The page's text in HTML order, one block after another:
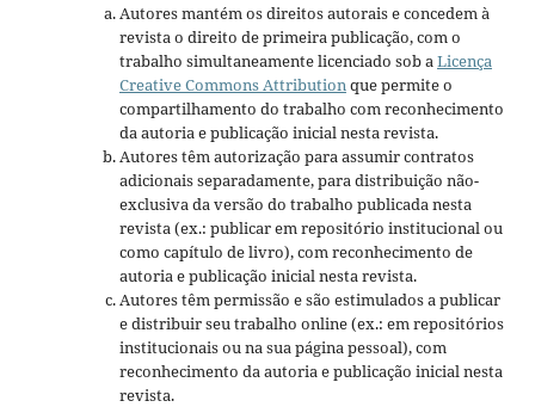
Autores mantém os direitos autorais e concedem à
revista o direito de primeira publicação, com o
trabalho simultaneamente licenciado sob a Licença
Creative Commons Attribution que permite o
compartilhamento do trabalho com reconhecimento
da autoria e publicação inicial nesta revista.
Autores têm autorização para assumir contratos
adicionais separadamente, para distribuição não-
exclusiva da versão do trabalho publicada nesta
revista (ex.: publicar em repositório institucional ou
como capítulo de livro), com reconhecimento de
autoria e publicação inicial nesta revista.
Autores têm permissão e são estimulados a publicar
e distribuir seu trabalho online (ex.: em repositórios
institucionais ou na sua página pessoal), com
reconhecimento da autoria e publicação inicial nesta
revista.